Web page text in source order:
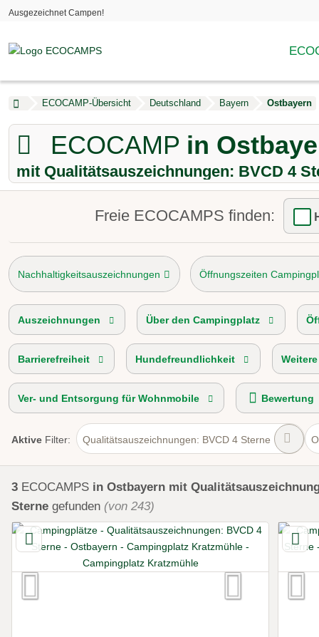
Ausgezeichnet Campen!
ECOCAMP-Übersicht Deutschland Bayern Ostbayern
ECOCAMP in
mit Qualitätsauszeichnungen: BVCD 4
Freie ECOCAMPS finden:
Nachhaltigkeitsauszeichnungen Öffnungszeiten
Auszeichnungen Über den Campingplatz
Barrierefreiheit Hundefreundlichkeit
Ver- und Entsorgung für Wohnmobile Bewertung
Aktive Filter: Qualitätsauszeichnungen: BVCD 4 Sterne
3 ECOCAMPS in Ostbayern mit
Sterne gefunden (von 243)